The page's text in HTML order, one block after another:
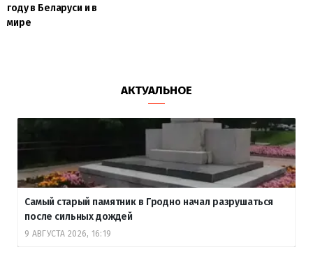
году в Беларуси и в
мире
АКТУАЛЬНОЕ
Самый старый памятник в Гродно начал разрушаться
после сильных дождей
9 АВГУСТА 2026, 16:19